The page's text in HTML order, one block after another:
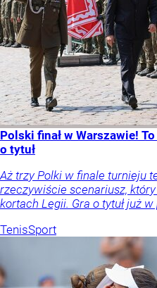
Polski finał w Warszawie!
o tytuł
Aż trzy Polki w finale turnieju
rzeczywiście scenariusz, który
kortach Legii. Gra o tytuł już w
TenisSport